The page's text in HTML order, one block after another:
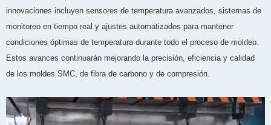
innovaciones incluyen sensores de temperatura avanzados, sistemas de
monitoreo en tiempo real y ajustes automatizados para mantener
condiciones óptimas de temperatura durante todo el proceso de moldeo.
Estos avances continuarán mejorando la precisión, eficiencia y calidad
de los moldes SMC, de fibra de carbono y de compresión.